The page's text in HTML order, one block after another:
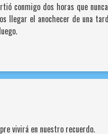
conmigo dos horas que
llegar el anochecer de una
vivirá en nuestro recuerdo.